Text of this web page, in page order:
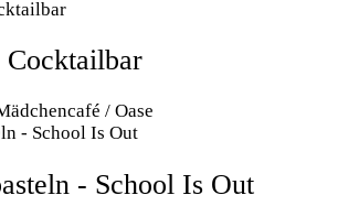
/ Oase
- School Is Out